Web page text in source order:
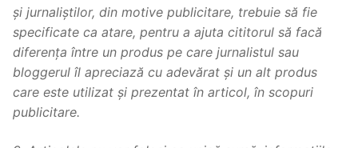
și jurnaliștilor, din motive publicitare, trebuie să fie
specificate ca atare, pentru a ajuta cititorul să facă
diferența între un produs pe care jurnalistul sau
bloggerul îl apreciază cu adevărat și un alt produs
care este utilizat și prezentat în articol, în scopuri
publicitare.